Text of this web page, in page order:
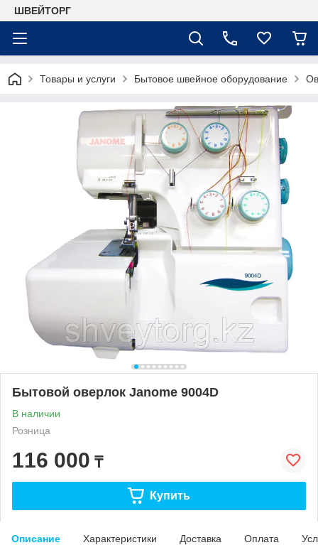
ШВЕЙТОРГ
Товары и услуги Бытовое швейное оборудование
Бытовой оверлок Janome 9004D
В наличии
Розница
116 000 ₸
Купить
Описание Характеристики Доставка Оплата